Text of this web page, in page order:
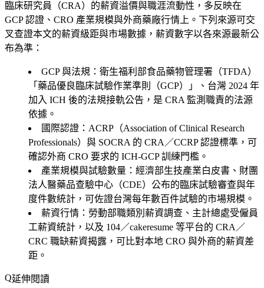
臨床研究員（CRA）的薪資溢價與職涯流動性，多反映在
GCP 認證、CRO 產業規模與外商藥廠行情上。下列來源可交
叉查證本文的薪資級距與市場數據，薪資數字以各來源最新公
布為準：
GCP 與法規 ：衛生福利部食品藥物管理署（TFDA）
「藥品優良臨床試驗作業準則（GCP）」、台灣 2024 年
加入 ICH 後的法規接軌公告，是 CRA 監測職責的法源
依據。
國際認證 ：ACRP（Association of Clinical Research
Professionals）與 SOCRA 的 CRA／CCRP 認證標準，可
確認外商 CRO 要求的 ICH-GCP 訓練門檻。
產業規模與試驗數量 ：經濟部生技產業白皮書、財團
法人醫藥品查驗中心（CDE）公布的臨床試驗審查與年
度件數統計，可佐證台灣每年數百件試驗的市場規模。
薪資行情 ：勞動部職類別薪資調查、主計總處受僱員
工薪資統計，以及 104／cakeresume 等平台的 CRA／
CRC 職缺薪資揭露，可比對本地 CRO 與外商的薪資差
距。
延伸閱讀